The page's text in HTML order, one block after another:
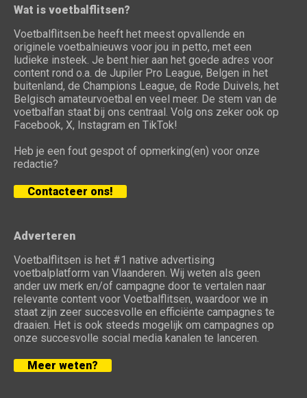
Wat is voetbalflitsen?
Voetbalflitsen.be heeft het meest opvallende en
originele voetbalnieuws voor jou in petto, met een
ludieke insteek. Je bent hier aan het goede adres voor
content rond o.a. de Jupiler Pro League, Belgen in het
buitenland, de Champions League, de Rode Duivels, het
Belgisch amateurvoetbal en veel meer. De stem van de
voetbalfan staat bij ons centraal. Volg ons zeker ook op
Facebook, X, Instagram en TikTok!
Heb je een fout gespot of opmerking(en) voor onze
redactie?
Contacteer ons!
Adverteren
Voetbalflitsen is het #1 native advertising
voetbalplatform van Vlaanderen. Wij weten als geen
ander uw merk en/of campagne door te vertalen naar
relevante content voor Voetbalflitsen, waardoor we in
staat zijn zeer succesvolle en efficiënte campagnes te
draaien. Het is ook steeds mogelijk om campagnes op
onze succesvolle social media kanalen te lanceren.
Meer weten?